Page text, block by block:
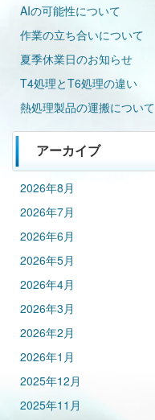
AIの可能性について
作業の立ち合いについて
夏季休業日のお知らせ
T4処理とT6処理の違い
熱処理製品の運搬について
アーカイブ
2026年8月
2026年7月
2026年6月
2026年5月
2026年4月
2026年3月
2026年2月
2026年1月
2025年12月
2025年11月